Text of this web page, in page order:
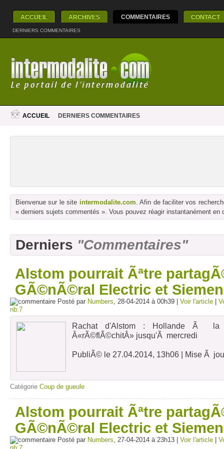
ACCUEIL ARCHIVES COMMENTAIRES CONTACT
DERNIERS COMMENTAIRES
ACCUEIL DERNIERS COMMENTAIRES
Bienvenue sur le site intermodalite.com. Afin de faciliter vos
« derniers sujets commentés ». Vous pouvez réagir instantanément
Derniers "Commentaires"
Alstom pourrait Ãªtre
GÃ©nÃ©ral Electric et
Posté par Numbers, 28-04-2014 à 00h39 | Voir l'article
nb:7
Rachat d'Alstom : Hollande Ã la
Â«rÃ©flÃ©chitÂ» jusqu'Ã mercredi
PubliÃ© le 27.04.2014, 13h06 | Mise Ã
Premier ministre, Manuel Valls, ainsi
Montebourg et SÃ©golÃ¨ne Royal au
indiquÃ© la prÃ©sidence de la
communiquÃ©.
Catégorie Coup de gueule
Alstom pourrait Ãªtre
GÃ©nÃ©ral Electric et
Posté par Numbers, 27-04-2014 à 23h13 | Voir l'article